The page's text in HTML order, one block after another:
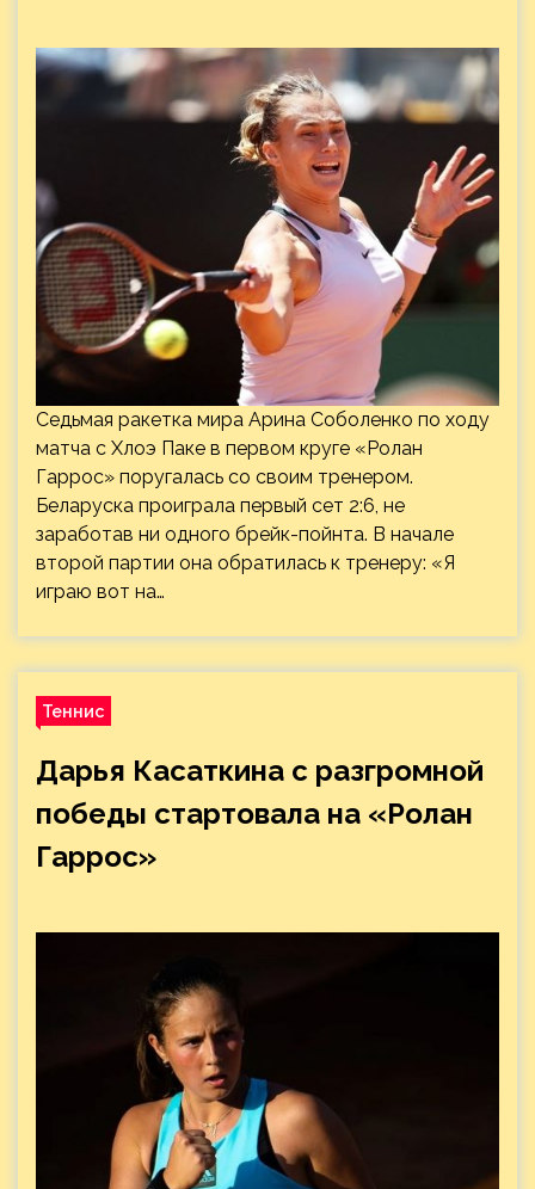
Седьмая ракетка мира Арина Соболенко по ходу
матча с Хлоэ Паке в первом круге «Ролан
Гаррос» поругалась со своим тренером.
Беларуска проиграла первый сет 2:6, не
заработав ни одного брейк-пойнта. В начале
второй партии она обратилась к тренеру: «Я
играю вот на…
Теннис
Дарья Касаткина с разгромной
победы стартовала на «Ролан
Гаррос»